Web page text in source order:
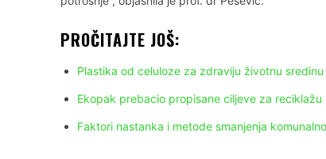
PROČITAJTE JOŠ:
Plastika od celuloze za zdraviju životnu sredinu
Ekopak prebacio propisane ciljeve za reciklažu
Faktori nastanka i metode smanjenja